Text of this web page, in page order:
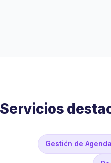
Servicios
Gestión de